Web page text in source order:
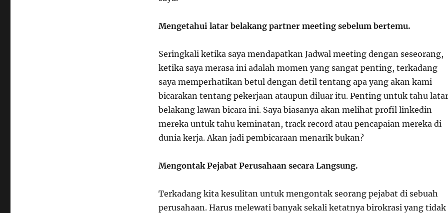
Mengetahui latar belakang partner meeting sebelum bertemu.
Seringkali ketika saya mendapatkan Jadwal meeting dengan seseorang,
ketika saya merasa ini adalah momen yang sangat penting, terkadang
saya memperhatikan betul dengan detil tentang apa yang akan kami
bicarakan tentang pekerjaan ataupun diluar itu. Penting untuk tahu latar
belakang lawan bicara ini. Saya biasanya akan melihat profil linkedin
mereka untuk tahu keminatan, track record atau pencapaian mereka di
dunia kerja. Akan jadi pembicaraan menarik bukan?
Mengontak Pejabat Perusahaan secara Langsung.
Terkadang kita kesulitan untuk mengontak seorang pejabat di sebuah
perusahaan. Harus melewati banyak sekali ketatnya birokrasi yang tidak